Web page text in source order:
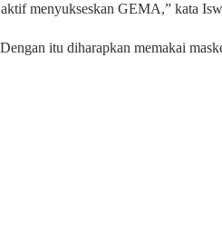
menyukseskan GEMA,” kata
itu diharapkan memakai